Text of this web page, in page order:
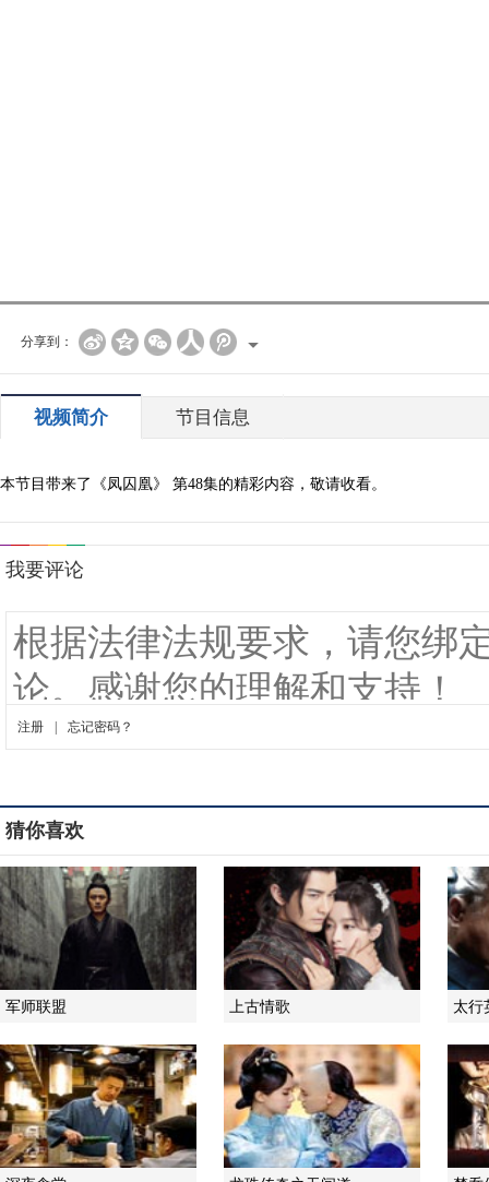
分享到：
视频简介 节目信息
本节目带来了《凤囚凰》 第48集的精彩内容，敬请收看。
猜你喜欢
军师联盟 上古情歌 太行